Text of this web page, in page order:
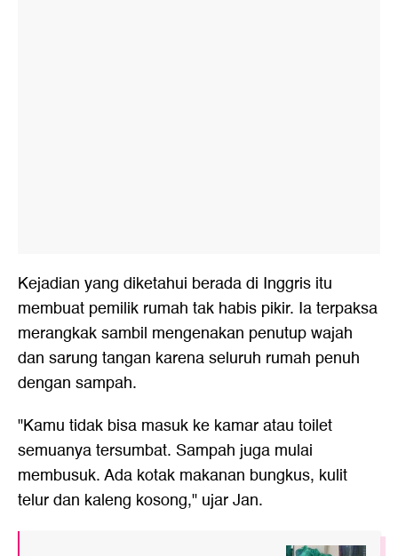
Kejadian yang diketahui berada di Inggris itu
membuat pemilik rumah tak habis pikir. Ia terpaksa
merangkak sambil mengenakan penutup wajah
dan sarung tangan karena seluruh rumah penuh
dengan sampah.
"Kamu tidak bisa masuk ke kamar atau toilet
semuanya tersumbat. Sampah juga mulai
membusuk. Ada kotak makanan bungkus, kulit
telur dan kaleng kosong," ujar Jan.